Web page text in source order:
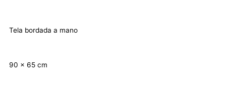
Tela bordada a mano
90 x 65 cm